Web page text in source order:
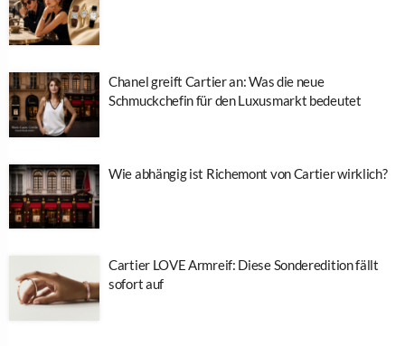
Chanel greift Cartier an: Was die neue
Schmuckchefin für den Luxusmarkt bedeutet
Wie abhängig ist Richemont von Cartier wirklich?
Cartier LOVE Armreif: Diese Sonderedition fällt
sofort auf